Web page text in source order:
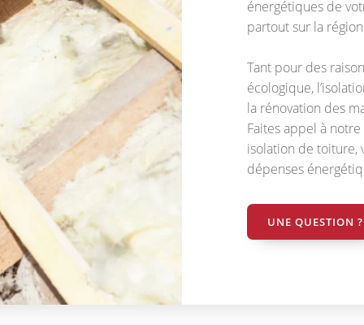
énergétiques de
partout sur la
Tant pour des
écologique,
la rénovation des
Faites appel à
isolation de toiture,
dépenses
UNE QUESTION ?